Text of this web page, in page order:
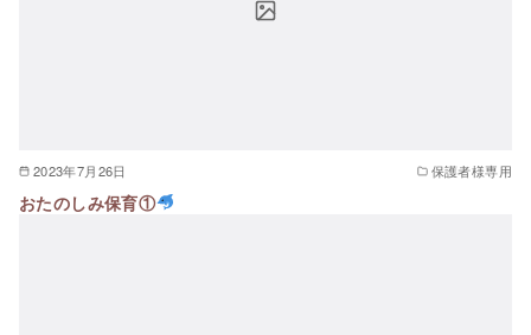
2023年7月26日 保護者様専用
おたのしみ保育①